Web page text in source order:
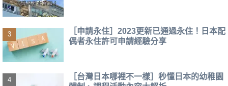
［申請永住］2023更新已通過永住！日本配
偶者永住許可申請經驗分享
［台灣日本哪裡不一樣］秒懂日本的幼稚園